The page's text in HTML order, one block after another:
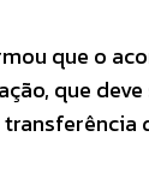
que o
que